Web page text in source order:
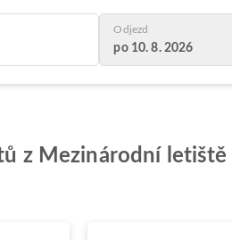
Odjezd
po 10. 8. 2026
z Mezinárodní letiště